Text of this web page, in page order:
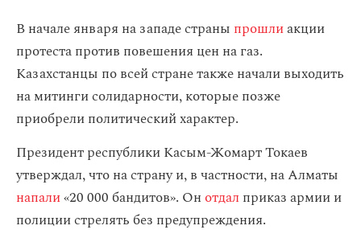
В начале января на западе страны прошлиакции
протеста против повешения цен на газ.
Казахстанцы по всей стране также начали выходить
на митинги солидарности, которые позже
приобрели политический характер.
Президент республики Касым-Жомарт Токаев
утверждал, что на страну и, в частности, на Алматы
напали«20 000 бандитов». Он отдал приказ армии и
полиции стрелять без предупреждения.